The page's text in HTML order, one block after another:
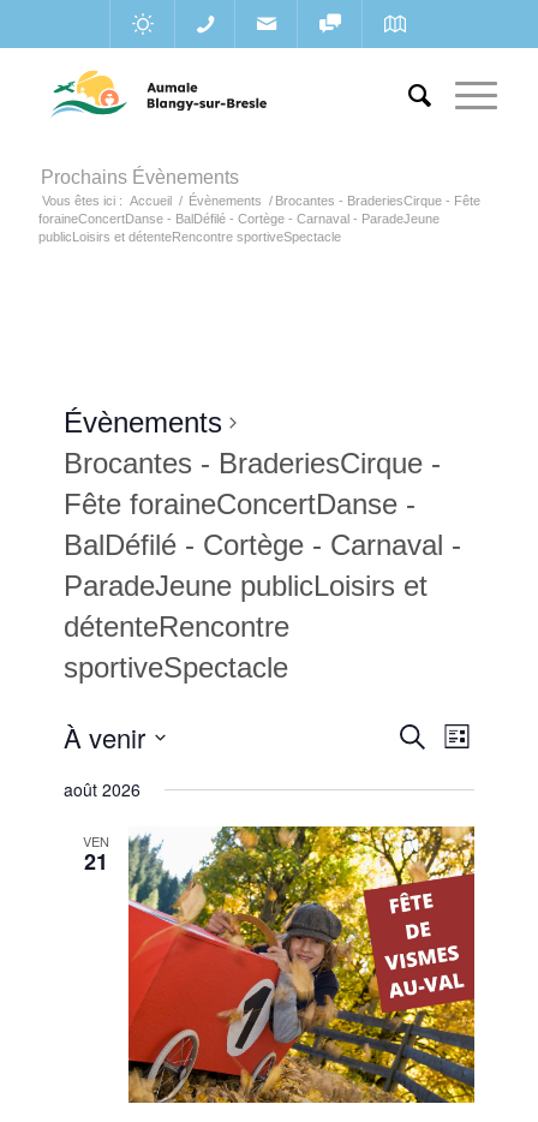
Prochains Évènements
Vous êtes ici : Accueil / Évènements / Brocantes - BraderiesCirque - Fête
foraineConcertDanse - BalDéfilé - Cortège - Carnaval - ParadeJeune
publicLoisirs et détenteRencontre sportiveSpectacle
Évènements
Brocantes - BraderiesCirque -
Fête foraineConcertDanse -
BalDéfilé - Cortège - Carnaval -
ParadeJeune publicLoisirs et
détenteRencontre
sportiveSpectacle
de
vues
Recherche
vues
Liste
À venir
une
août 2026
VEN
21